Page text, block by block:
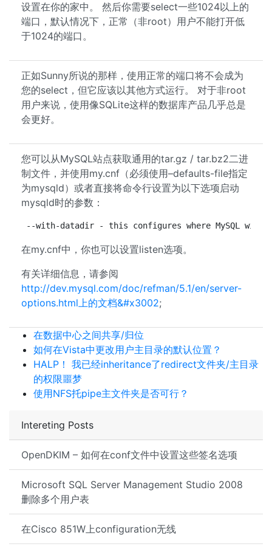
Intereting Posts
OpenDKIM – 如何在conf文件中设置这些签名选项
Microsoft SQL Server Management Studio 2008
删除多个用户表
在Cisco 851W上configuration无线
设置在你的家中。 然后你需要select一些1024以上的
端口，默认情况下，正常（非root）用户不能打开低
于1024的端口。
正如Sunny所说的那样，使用正常的端口将不会成为
您的select，但它应该以其他方式运行。 对于非root
用户来说，使用像SQLite这样的数据库产品几乎总是
会更好。
您可以从MySQL站点获取通用的tar.gz / tar.bz2二进
制文件，并使用my.cnf（必须使用–defaults-file指定
为mysqld）或者直接将命令行设置为以下选项启动
mysqld时的参数：
--with-datadir - this configures where MySQL
在my.cnf中，你也可以设置listen选项。
有关详细信息，请参阅
http://dev.mysql.com/doc/refman/5.1/en/server-
options.html上的文档&#x3002;
在数据中心之间共享/归位
如何在Vista中更改用户主目录的默认位置？
HALP！ 我已经inheritance了redirect文件夹/主目录
的权限噩梦
使用NFS托pipe主文件夹是否可行？